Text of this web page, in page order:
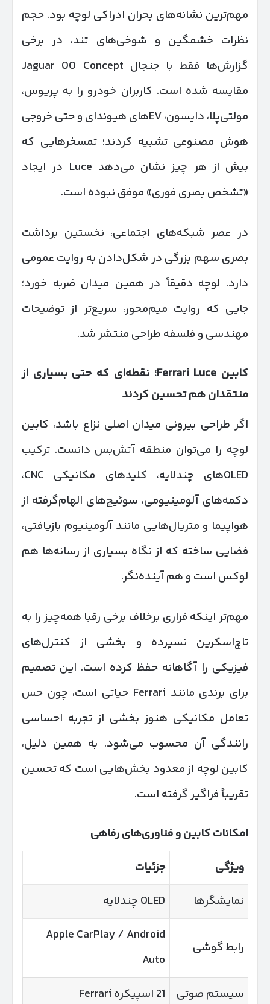
مهم‌ترین نشانه‌های بحران ادراکی لوچه بود. حجم
نظرات خشمگین و شوخی‌های تند، در برخی
گزارش‌ها فقط با جنجال Jaguar 00 Concept
مقایسه شده است. کاربران خودرو را به پریوس،
مولتی‌پلا، دایسون، EVهای هیوندای و حتی خروجی
هوش مصنوعی تشبیه کردند؛ تمسخرهایی که
بیش از هر چیز نشان می‌دهد Luce در ایجاد
«تشخص بصری فوری» موفق نبوده است.
در عصر شبکه‌های اجتماعی، نخستین برداشت
بصری سهم بزرگی در شکل‌دادن به روایت عمومی
دارد. لوچه دقیقاً در همین میدان ضربه خورد؛
جایی که روایت میم‌محور، سریع‌تر از توضیحات
مهندسی و فلسفه طراحی منتشر شد.
کابین Ferrari Luce؛ نقطه‌ای که حتی بسیاری از
منتقدان هم تحسین کردند
اگر طراحی بیرونی میدان اصلی نزاع باشد، کابین
لوچه را می‌توان منطقه آتش‌بس دانست. ترکیب
OLEDهای چندلایه، کلیدهای مکانیکی CNC،
دکمه‌های آلومینیومی، سوئیچ‌های الهام‌گرفته از
هواپیما و متریال‌هایی مانند آلومینیوم بازیافتی،
فضایی ساخته که از نگاه بسیاری از رسانه‌ها هم
لوکس است و هم آینده‌نگر.
مهم‌تر اینکه فراری برخلاف برخی رقبا همه‌چیز را به
تاچ‌اسکرین نسپرده و بخشی از کنترل‌های
فیزیکی را آگاهانه حفظ کرده است. این تصمیم
برای برندی مانند Ferrari حیاتی است، چون حس
تعامل مکانیکی هنوز بخشی از تجربه احساسی
رانندگی آن محسوب می‌شود. به همین دلیل،
کابین لوچه از معدود بخش‌هایی است که تحسین
تقریباً فراگیر گرفته است.
امکانات کابین و فناوری‌های رفاهی
ویژگی
جزئیات
نمایشگرها
OLED چندلایه
رابط گوشی
Apple CarPlay / Android
Auto
سیستم صوتی
21 اسپیکره Ferrari